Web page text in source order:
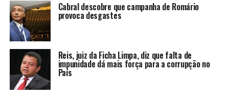
Cabral descobre que campanha de Romário
provoca desgastes
Reis, juiz da Ficha Limpa, diz que falta de
impunidade dá mais força para a corrupção no
País